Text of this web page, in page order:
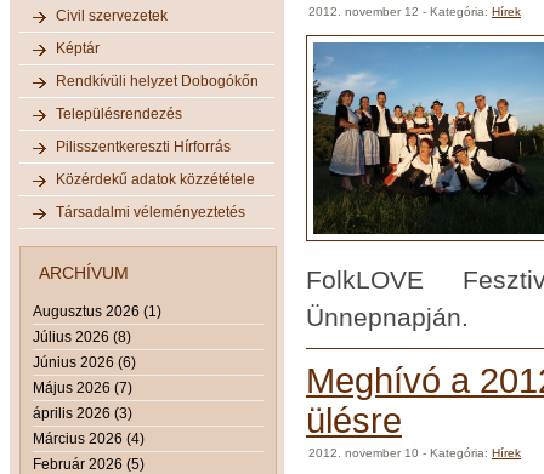
Civil szervezetek
Képtár
Rendkívüli helyzet Dobogókőn
Településrendezés
Pilisszentkereszti Hírforrás
Közérdekű adatok közzététele
Társadalmi véleményeztetés
ARCHÍVUM
Augusztus 2026 (1)
Július 2026 (8)
Június 2026 (6)
Május 2026 (7)
április 2026 (3)
Március 2026 (4)
Február 2026 (5)
2012. november 12 - Kategória: Hírek
FolkLOVE
Ünnepnapján.
Meghívó a
ülésre
2012. november 10 - Kategória: Hírek